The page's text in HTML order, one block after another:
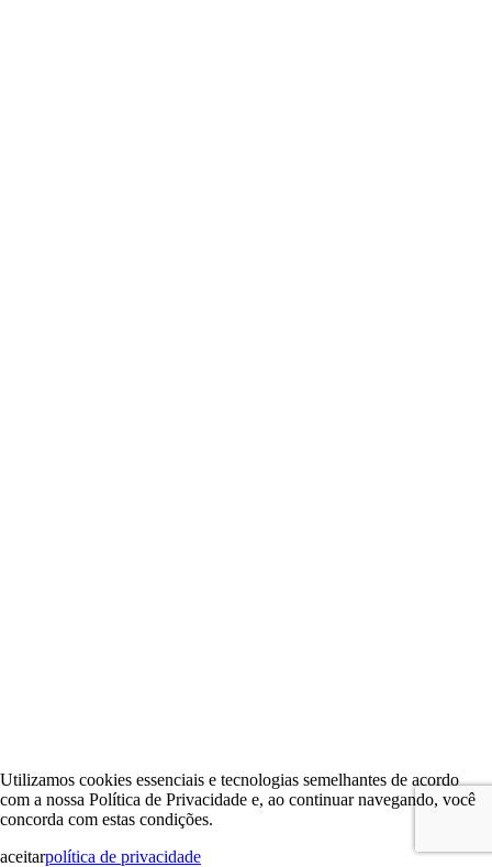
Utilizamos cookies essenciais e tecnologias semelhantes de acordo
com a nossa Política de Privacidade e, ao continuar navegando, você
concorda com estas condições.
aceitarpolítica de privacidade